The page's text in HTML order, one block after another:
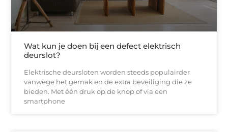
Wat kun je doen bij een defect elektrisch
deurslot?
Elektrische deursloten worden steeds populairder
vanwege het gemak en de extra beveiliging die ze
bieden. Met één druk op de knop of via een
smartphone